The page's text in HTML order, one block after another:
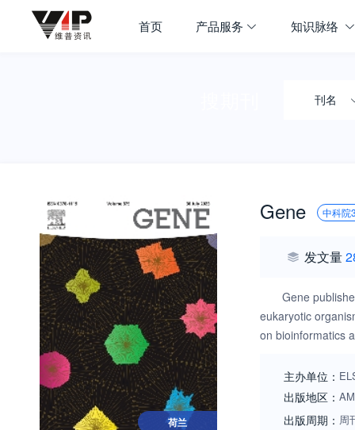
首页 产品服务 知识脉络
刊名
荷兰
Gene 中科院
发文量
Gene
eukaryotic
on bioinformatics
DNA,
Focus on
series of
主办单位：
出版地区：
出版周期： 周